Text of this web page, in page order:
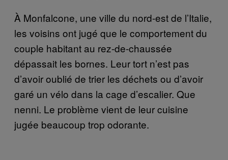
À Monfalcone, une ville du nord-est de l’Italie,
les voisins ont jugé que le comportement du
couple habitant au rez-de-chaussée
dépassait les bornes. Leur tort n’est pas
d’avoir oublié de trier les déchets ou d’avoir
garé un vélo dans la cage d’escalier. Que
nenni. Le problème vient de leur cuisine
jugée beaucoup trop odorante.